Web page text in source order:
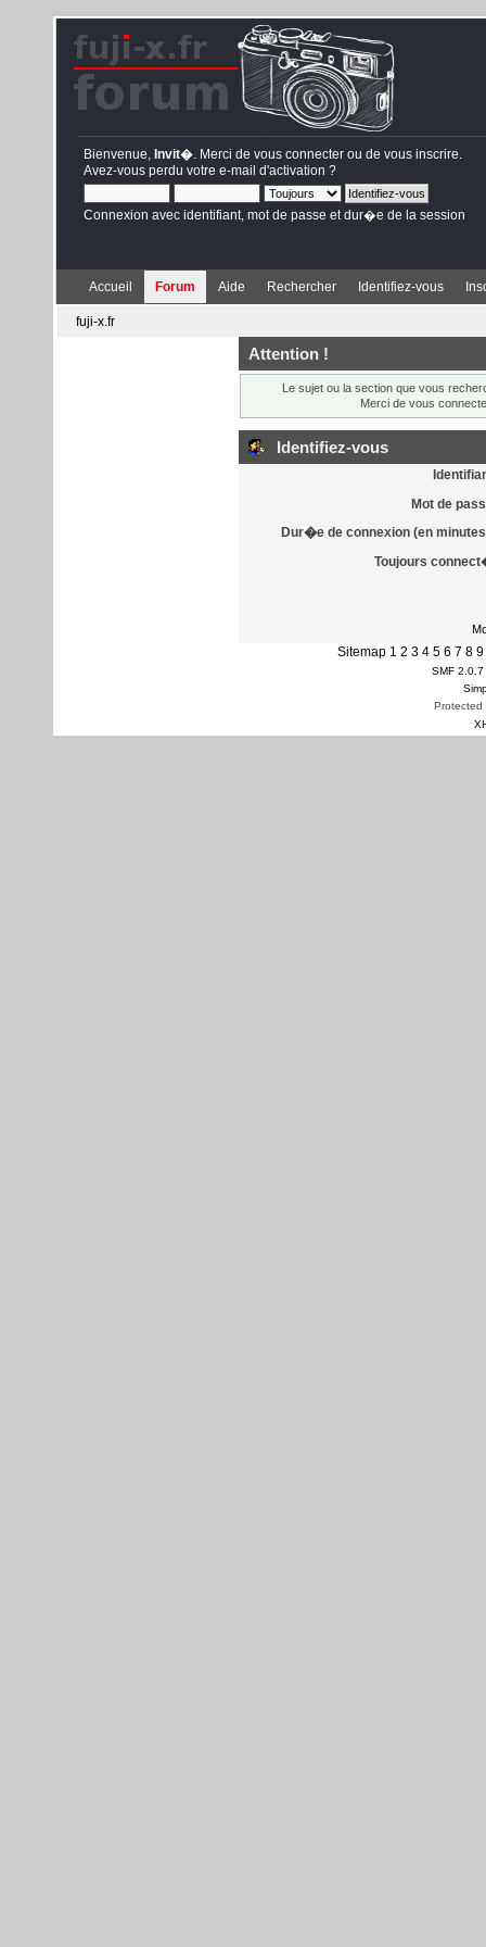
Bienvenue, Invit� . Merci de vous connecter ou de vous inscrire
Avez-vous perdu votre e-mail d'activation ?
Connexion avec identifiant, mot de passe et dur�e de la session
Accueil Forum Aide Rechercher Identifiez-vous
fuji-x.fr
Attention !
Le sujet ou la section que vous
Merci de vous
Identifiez-vous
Mot de
Dur�e de connexion (en
Toujours
Sitemap 1 2 3 4 5 6 7 8 9
SMF 2.0.7